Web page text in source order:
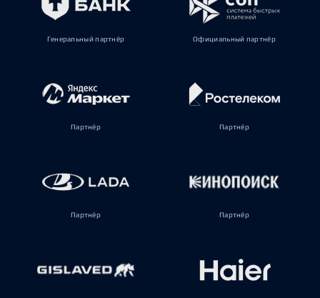
Генеральный партнёр Официальный партнёр
Партнёр Партнёр
Партнёр Партнёр